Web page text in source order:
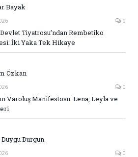
Bayak
0
Tiyatrosu’ndan Rembetiko
İki Yaka Tek Hikaye
Özkan
0
Varoluş Manifestosu: Lena, Leyla ve
Durgun
0